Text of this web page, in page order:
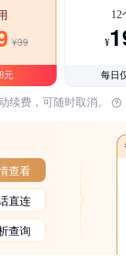
¥39
元
12
¥
每日
续费，可随时取消。
查看
直连
查询